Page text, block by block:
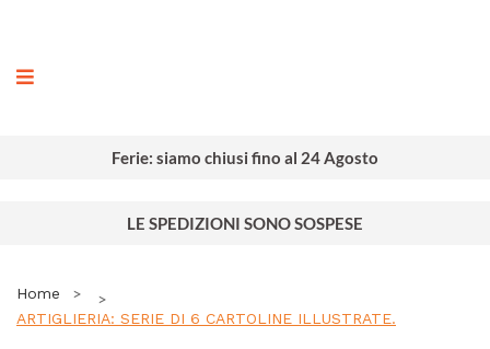
Ferie: siamo chiusi fino al 24 Agosto
LE SPEDIZIONI SONO SOSPESE
Home
ARTIGLIERIA: SERIE DI 6 CARTOLINE ILLUSTRATE.